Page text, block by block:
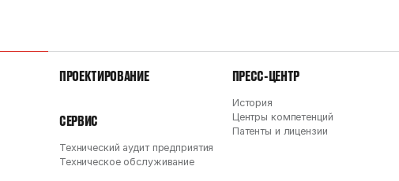
ПРОЕКТИРОВАНИЕ
СЕРВИС
Технический аудит предприятия
Техническое обслуживание
ПРЕСС-ЦЕНТР
История
Центры компетенций
Патенты и лицензии